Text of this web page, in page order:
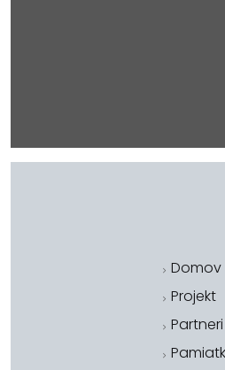
Domov
Projekt
Partneri